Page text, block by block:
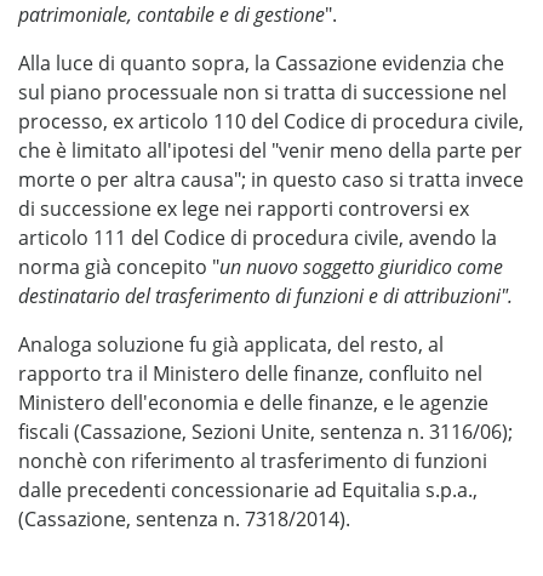
patrimoniale, contabile e di gestione".
Alla luce di quanto sopra, la Cassazione evidenzia che
sul piano processuale non si tratta di successione nel
processo, ex articolo 110 del Codice di procedura civile,
che è limitato all'ipotesi del "venir meno della parte per
morte o per altra causa"; in questo caso si tratta invece
di successione ex lege nei rapporti controversi ex
articolo 111 del Codice di procedura civile, avendo la
norma già concepito "un nuovo soggetto giuridico come
destinatario del trasferimento di funzioni e di attribuzioni".
Analoga soluzione fu già applicata, del resto, al
rapporto tra il Ministero delle finanze, confluito nel
Ministero dell'economia e delle finanze, e le agenzie
fiscali (Cassazione, Sezioni Unite, sentenza n. 3116/06);
nonchè con riferimento al trasferimento di funzioni
dalle precedenti concessionarie ad Equitalia s.p.a.,
(Cassazione, sentenza n. 7318/2014).